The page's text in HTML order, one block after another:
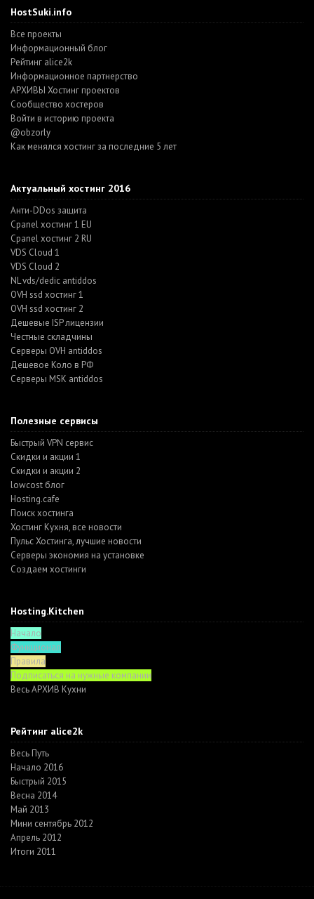
HostSuki.info
Все проекты
Информационный блог
Рейтинг alice2k
Информационное партнерство
АРХИВЫ Хостинг проектов
Cообщество хостеров
Войти в историю проекта
@obzorly
Как менялся хостинг за последние 5 лет
Актуальный хостинг 2016
Анти-DDos защита
Cpanel хостинг 1 EU
Cpanel хостинг 2 RU
VDS Cloud 1
VDS Cloud 2
NL vds/dedic antiddos
OVH ssd хостинг 1
OVH ssd хостинг 2
Дешевые ISP лицензии
Честные складчины
Серверы OVH antiddos
Дешевое Коло в РФ
Серверы MSK antiddos
Полезные сервисы
Быстрый VPN сервис
Скидки и акции 1
Скидки и акции 2
lowcost блог
Hosting.cafe
Поиск хостинга
Хостинг Кухня, все новости
Пульс Хостинга, лучшие новости
Серверы экономия на установке
Создаем хостинги
Hosting.Kitchen
Начало
Функционал
Правила
Подписаться на нужные компании
Весь АРХИВ Кухни
Рейтинг alice2k
Весь Путь
Начало 2016
Быстрый 2015
Весна 2014
Май 2013
Мини сентябрь 2012
Апрель 2012
Итоги 2011